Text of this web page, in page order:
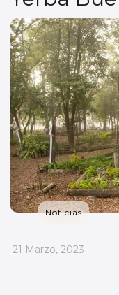
Noticias
_
21 Marzo, 2023